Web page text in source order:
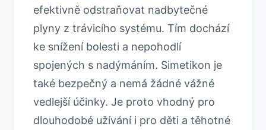
efektivně odstraňovat nadbytečné
plyny z trávicího systému. Tím dochází
ke snížení bolesti a nepohodlí
spojených s nadýmáním. Simetikon je
také bezpečný a nemá žádné vážné
vedlejší účinky. Je proto vhodný pro
dlouhodobé užívání i pro děti a těhotné